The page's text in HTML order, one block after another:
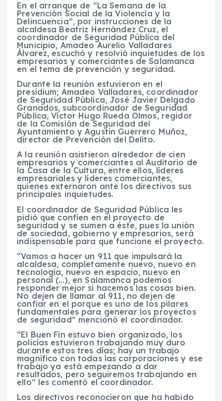
En el arranque de “La Semana de la
Prevención Social de la Violencia y la
Delincuencia”, por instrucciones de la
alcaldesa Beatriz Hernández Cruz, el
coordinador de Seguridad Pública del
Municipio, Amadeo Aurelio Valladares
Álvarez, escuchó y resolvió inquietudes de los
empresarios y comerciantes de Salamanca
en el tema de prevención y seguridad.
Durante la reunión estuvieron en el
presídium; Amadeo Valladares, coordinador
de Seguridad Pública, José Javier Delgado
Granados, subcoordinador de Seguridad
Pública, Víctor Hugo Rueda Olmos, regidor
de la Comisión de Seguridad del
Ayuntamiento y Agustín Guerrero Muñoz,
director de Prevención del Delito.
A la reunión asistieron alrededor de cien
empresarios y comerciantes al Auditorio de
la Casa de la Cultura, entre ellos, líderes
empresariales y líderes comerciantes,
quienes externaron ante los directivos sus
principales inquietudes.
El coordinador de Seguridad Pública les
pidió que confíen en el proyecto de
seguridad y se sumen a éste, pues la unión
de sociedad, gobierno y empresarios, será
indispensable para que funcione el proyecto.
“Vamos a hacer un 911 que impulsará la
alcaldesa, completamente nuevo, nuevo en
tecnología, nuevo en espacio, nuevo en
personal (…), en Salamanca podemos
responder mejor si hacemos las cosas bien.
No dejen de llamar al 911, no dejen de
confiar en el porque es uno de los pilares
fundamentales para generar los proyectos
de seguridad” mencionó el coordinador.
“El Buen Fin estuvo bien organizado, los
policías estuvieron trabajando muy duro
durante estos tres días; hay un trabajo
magnífico con todas las corporaciones y ese
trabajo ya está empezando a dar
resultados, pero seguiremos trabajando en
ello” les comentó el coordinador.
Los directivos reconocieron que ha habido